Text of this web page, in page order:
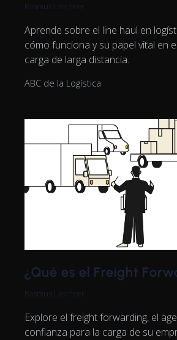
Rasmus Leichter
Aprende sobre el line haul en
cómo funciona y su papel vital en
carga de larga distancia.
ABC de la Logística
¿Qué es el Freight
Rasmus Leichter
Explore el freight forwarding, el
confianza para la carga de su